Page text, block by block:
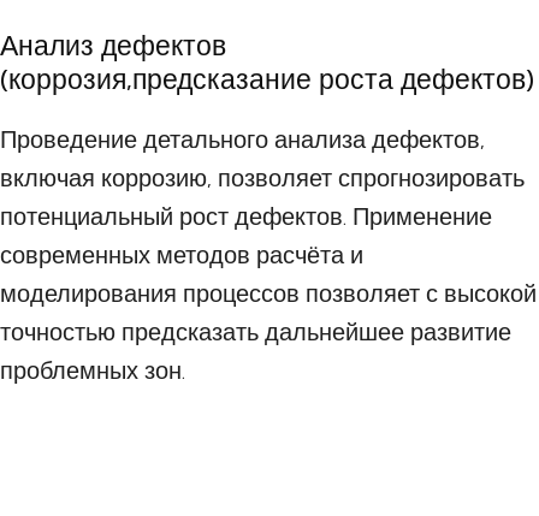
Анализ дефектов
(коррозия,предсказание роста дефектов)
Проведение детального анализа дефектов,
включая коррозию, позволяет спрогнозировать
потенциальный рост дефектов. Применение
современных методов расчёта и
моделирования процессов позволяет с высокой
точностью предсказать дальнейшее развитие
проблемных зон.